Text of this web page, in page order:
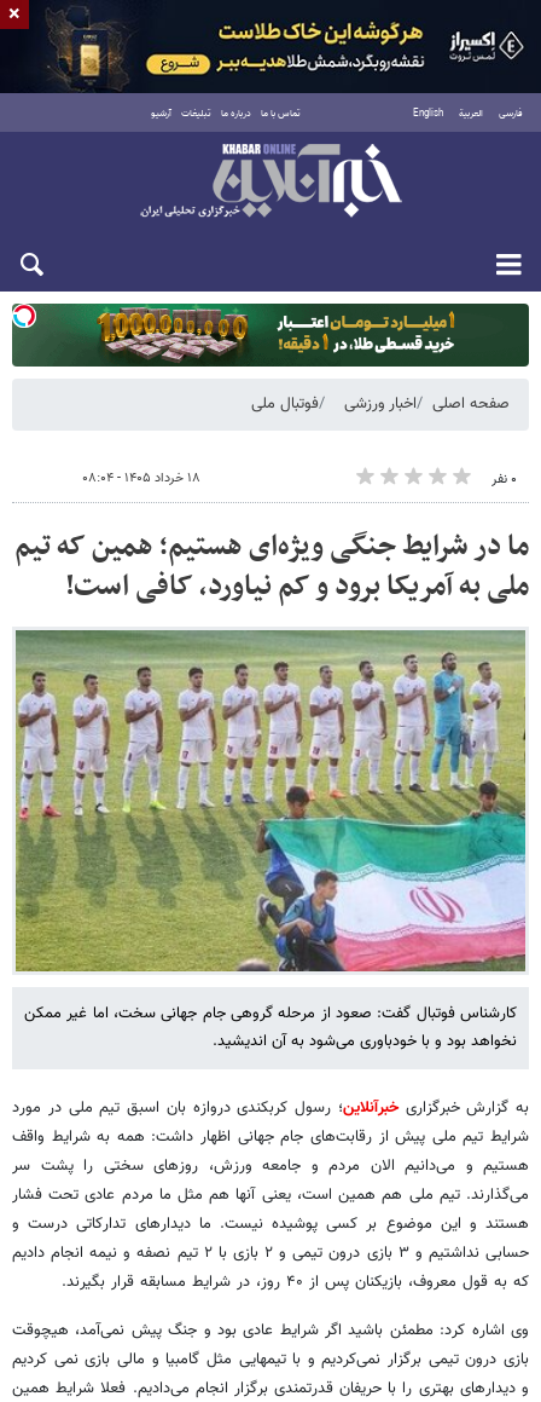
فارسی العربية English تماس با ما درباره ما تبلیغات آرشیو
یکشنبه ۱۸ مرداد ۱۴۰۵
صفحه اصلی اخبار ورزشی فوتبال ملی
۰ نفر ۱۸ خرداد ۱۴۰۵ - ۰۸:۰۴
ما در شرایط جنگی ویژه‌ای هستیم؛ همین که تیم
ملی به آمریکا برود و کم نیاورد، کافی است!
کارشناس فوتبال گفت: صعود از مرحله گروهی جام جهانی سخت، اما غیر ممکن
نخواهد بود و با خودباوری می‌شود به آن اندیشید.
به گزارش خبرگزاریخبرآنلاین؛ رسول کربکندی دروازه بان اسبق تیم ملی در مورد
شرایط تیم ملی پیش از رقابت‌های جام جهانی اظهار داشت: همه به شرایط واقف
هستیم و می‌دانیم الان مردم و جامعه ورزش، روزهای سختی را پشت سر
می‌گذارند. تیم ملی هم همین است، یعنی آنها هم مثل ما مردم عادی تحت فشار
هستند و این موضوع بر کسی پوشیده نیست. ما دیدارهای تدارکاتی درست و
حسابی نداشتیم و ۳ بازی درون تیمی و ۲ بازی با ۲ تیم نصفه و نیمه انجام دادیم
که به قول معروف، بازیکنان پس از ۴۰ روز، در شرایط مسابقه قرار بگیرند.
وی اشاره کرد: مطمئن باشید اگر شرایط عادی بود و جنگ پیش نمی‌آمد، هیچوقت
بازی درون تیمی برگزار نمی‌کردیم و با تیمهایی مثل گامبیا و مالی بازی نمی کردیم
و دیدارهای بهتری را با حریفان قدرتمندی برگزار انجام می‌دادیم. فعلا شرایط همین
×